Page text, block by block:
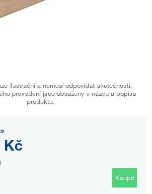
ilustrační a nemusí odpovídat skutečnosti.
provedení jsou obsaženy v názvu a popisu
produktu.
Kč
Koupit